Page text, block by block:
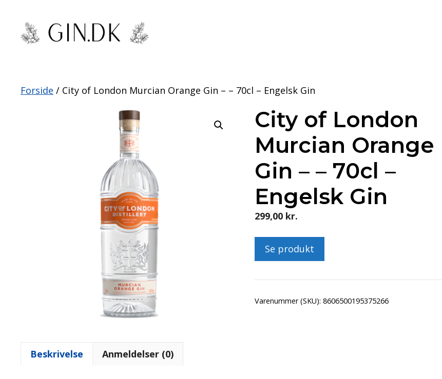
indhold
Forside / City of London Murcian Orange Gin – – 70cl – Engelsk Gin
City of London
Murcian Orange
Gin – – 70cl –
Engelsk Gin
299,00 kr.
Se produkt
Varenummer (SKU):8606500195375266
Beskrivelse Anmeldelser (0)